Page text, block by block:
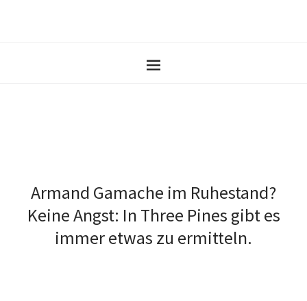
Armand Gamache im Ruhestand?
Keine Angst: In Three Pines gibt es
immer etwas zu ermitteln.